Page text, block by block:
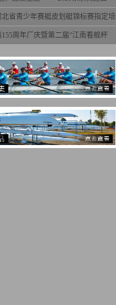
北省青少年赛艇皮划艇锦标赛指定培
周年厂庆暨第二届“江南看舰杯